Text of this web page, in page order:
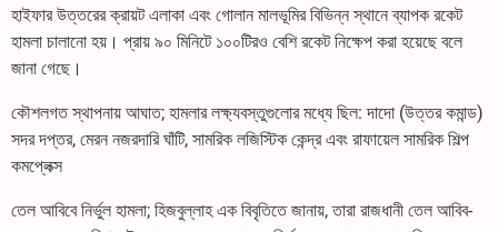
হাইফার উত্তরের ক্রায়ট এলাকা এবং গোলান মালভূমির বিভিন্ন স্থানে ব্যাপক রকেট
হামলা চালানো হয়। প্রায় ৯০ মিনিটে ১০০টিরও বেশি রকেট নিক্ষেপ করা হয়েছে বলে
জানা গেছে।
কৌশলগত স্থাপনায় আঘাত; হামলার লক্ষ্যবস্তুগুলোর মধ্যে ছিল: দাদো (উত্তর কমান্ড)
সদর দপ্তর, মেরন নজরদারি ঘাঁটি, সামরিক লজিস্টিক কেন্দ্র এবং রাফায়েল সামরিক শিল্প
কমপ্লেক্স
তেল আবিবে নির্ভুল হামলা; হিজবুল্লাহ এক বিবৃতিতে জানায়, তারা রাজধানী তেল আবিব-